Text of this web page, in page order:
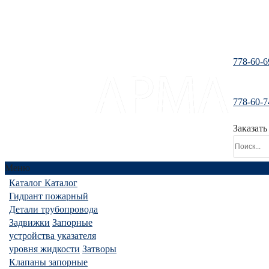
778-60-
778-60-
Меню
Каталог Каталог
Гидрант пожарный
Детали трубопровода
Задвижки Запорные
устройства указателя
уровня жидкости Затворы
Клапаны запорные